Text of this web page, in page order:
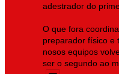
adestrador do
O que fora
preparador físico e
nosos equipos
ser o segundo ao